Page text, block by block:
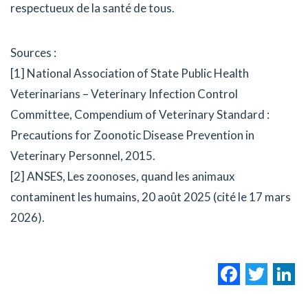
respectueux de la santé de tous.
Sources :
[1] National Association of State Public Health
Veterinarians – Veterinary Infection Control
Committee, Compendium of Veterinary Standard :
Precautions for Zoonotic Disease Prevention in
Veterinary Personnel, 2015.
[2] ANSES, Les zoonoses, quand les animaux
contaminent les humains, 20 août 2025 (cité le 17 mars
2026).